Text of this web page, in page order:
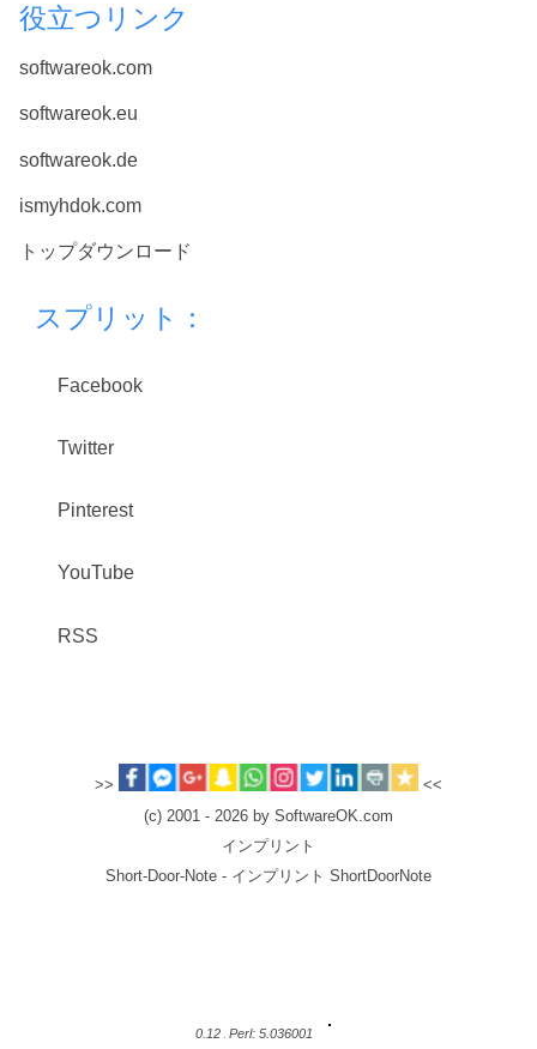
役立つリンク
softwareok.com
softwareok.eu
softwareok.de
ismyhdok.com
トップダウンロード
スプリット：
Facebook
Twitter
Pinterest
YouTube
RSS
>>
<<
(c) 2001 - 2026 by SoftwareOK.com
インプリント
Short-Door-Note - インプリント ShortDoorNote
0.12 Perl: 5.036001